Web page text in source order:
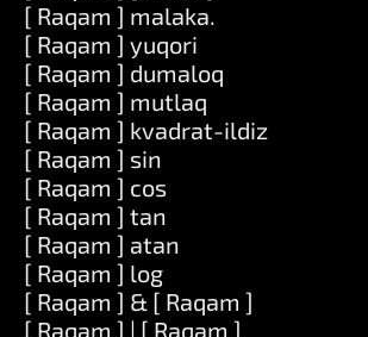
[ Raqam ] malaka.
[ Raqam ] yuqori
[ Raqam ] dumaloq
[ Raqam ] mutlaq
[ Raqam ] kvadrat-ildiz
[ Raqam ] sin
[ Raqam ] cos
[ Raqam ] tan
[ Raqam ] atan
[ Raqam ] log
[ Raqam ] & [ Raqam ]
[ Raqam ] | [ Raqam ]